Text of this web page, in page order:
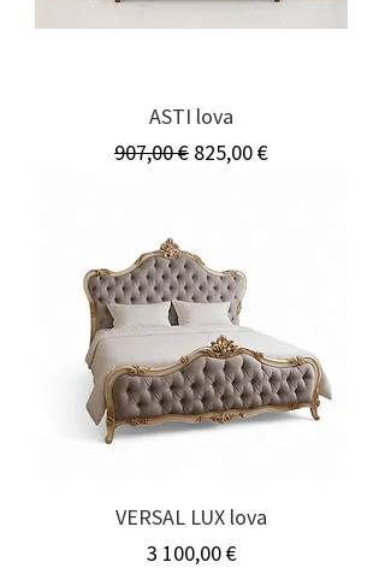
ASTI lova
Įprastinė kaina
907,00 € Pardavimo kaina
825,00 €
VERSAL LUX lova
Kaina
3 100,00 €